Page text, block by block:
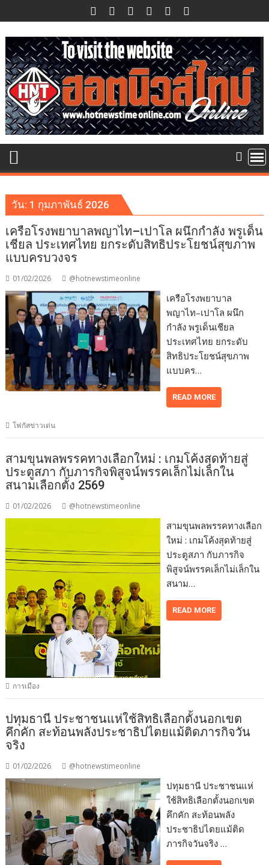
to
content
วัน: 1 กุมภาพันธ์ 2026
เครือโรงพยาบาลพญาไท–เปาโล ผนึกกำลัง พรูเด็น
เชียล ประเทศไทย ยกระดับสิทธิประโยชน์สุขภาพ
แบบครบวงจร
01/02/2026 @hotnewstimeonline
เครือโรงพยาบาล
พญาไท–เปาโล ผนึก
กำลัง พรูเด็นเชียล
ประเทศไทย ยกระดับ
สิทธิประโยชน์สุขภาพ
แบบคร…
READ MORE
โฟกัสข่าวเด่น
สามขุนพลพรรคทางเลือกใหม่ : เกมโค้งสุดท้ายสู่
ประตูสภา กับภารกิจพิสูจน์พรรคเล็กไม่เล็กใน
สนามเลือกตั้ง 2569
01/02/2026 @hotnewstimeonline
สามขุนพลพรรคทางเลือก
ใหม่ : เกมโค้งสุดท้ายสู่
ประตูสภา กับภารกิจ
พิสูจน์พรรคเล็กไม่เล็กใน
สนาม…
READ MORE
การเมือง
ปทุมธานี ประชาชนแห่ใช้สิทธิเลือกตั้งนอกเขต
คึกคัก สะท้อนพลังประชาธิปไตยแม้ติดภารกิจวัน
จริง
01/02/2026 @hotnewstimeonline
ปทุมธานี ประชาชนแห่
ใช้สิทธิเลือกตั้งนอกเขต
คึกคัก สะท้อนพลัง
ประชาธิปไตยแม้ติด
ภารกิจวันจริง …